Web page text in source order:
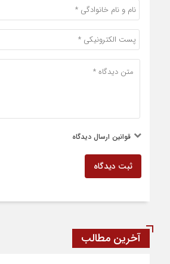
قوانین ارسال دیدگاه
ثبت دیدگاه
آخرین مطالب